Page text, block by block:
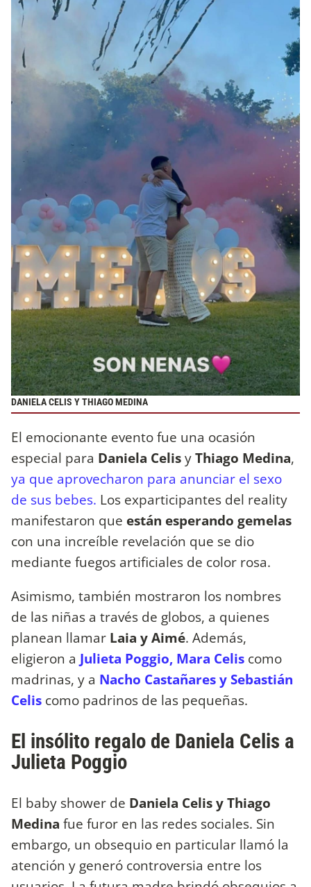
DANIELA CELIS Y THIAGO MEDINA
El emocionante evento fue una ocasión
especial para Daniela CelisyThiago Medina,
ya que aprovecharon para anunciar el sexo
de sus bebes. Los exparticipantes del reality
manifestaron que están esperando gemelas
con una increíble revelación que se dio
mediante fuegos artificiales de color rosa.
Asimismo, también mostraron los nombres
de las niñas a través de globos, a quienes
planean llamar Laia y Aimé. Además,
eligieron a Julieta Poggio, Mara Celis como
madrinas, y a Nacho Castañares y Sebastián
Celis como padrinos de las pequeñas.
El insólito regalo de Daniela Celis a
Julieta Poggio
El baby shower de Daniela Celis y Thiago
Medina fue furor en las redes sociales. Sin
embargo, un obsequio en particular llamó la
atención y generó controversia entre los